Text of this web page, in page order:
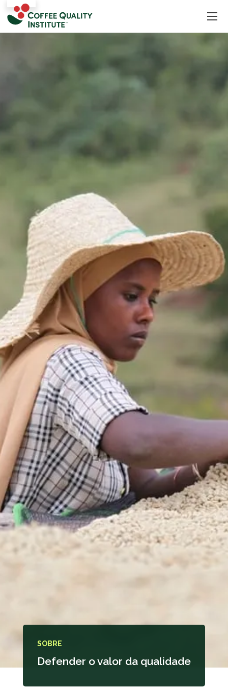
SOBRE
Defender o valor da qualidade